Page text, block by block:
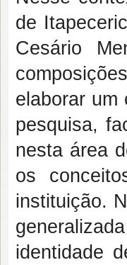
de
Cesário
elaborar um
pesquisa,
nesta área
os
instituição.
identidade